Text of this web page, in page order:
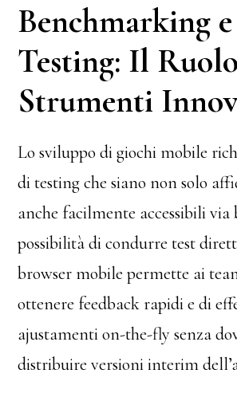
Benchmarking e
Testing: Il
Strumenti
Lo sviluppo di giochi mobile
di testing che siano non solo
anche facilmente accessibili via
possibilità di condurre test
browser mobile permette ai
ottenere feedback rapidi e di
ajustamenti on-the-fly senza
distribuire versioni interim